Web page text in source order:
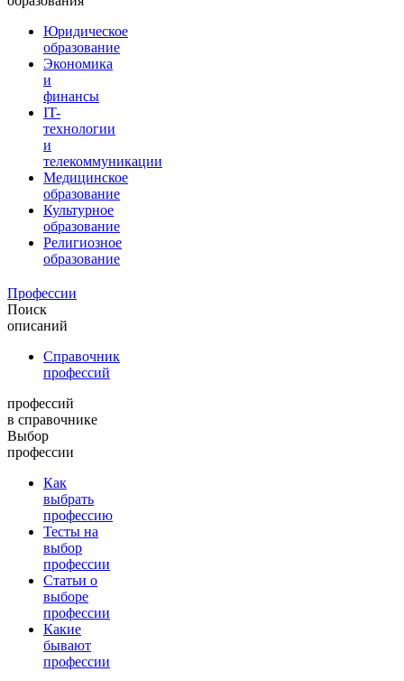
Юридическое
образование
Экономика
и
финансы
IT-
технологии
и
телекоммуникации
Медицинское
образование
Культурное
образование
Религиозное
образование
Профессии
Поиск
описаний
Справочник
профессий
профессий
в справочнике
Выбор
профессии
Как
выбрать
профессию
Тесты на
выбор
профессии
Статьи о
выборе
профессии
Какие
бывают
профессии